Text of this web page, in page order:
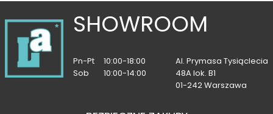
SHOWROOM
Pn-Pt
10:00-18:00
Sob
10:00-14:00
Al. Prymasa Tysiąclecia
48A lok. B1
01-242 Warszawa